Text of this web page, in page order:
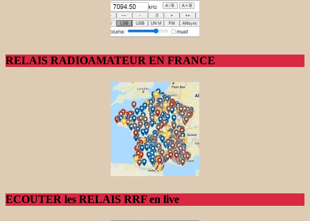
RELAIS RADIOAMATEUR EN FRANCE
ECOUTER les RELAIS RRF en live